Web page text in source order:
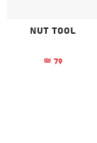
Nut Tool
₪ 79